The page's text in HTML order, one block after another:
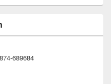
689684